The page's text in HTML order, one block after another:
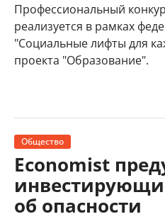
Профессиональный
реализуется в рамках
"Социальные лифты для
проекта "Образование".
Общество
Economist
об опасности